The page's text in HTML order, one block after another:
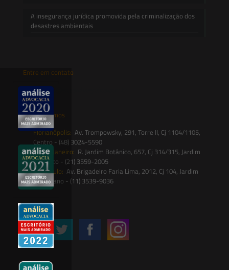
A insegurança jurídica promovida pela criminalização dos
desastres ambientais
Entre em contato
contato@saesadvogados.com.br
Onde estamos
Florianópolis: Av. Trompowsky, 291, Torre II, Cj 1104/1105,
Centro - (48) 3024-5590
Rio de Janeiro: R. Jardim Botânico, 657, Cj 314/315, Jardim
Botânico - (21) 3559-2005
São Paulo: Av. Brigadeiro Faria Lima, 2012, Cj 104, Jardim
Paulistano - (11) 3539-9036
Siga-nos